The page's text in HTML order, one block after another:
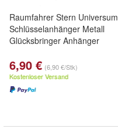
Raumfahrer Stern Universum
Schlüsselanhänger Metall
Glücksbringer Anhänger
6,90 € (6,90 €/Stk)
Kostenloser Versand